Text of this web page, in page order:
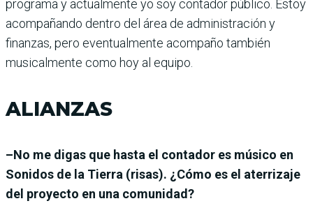
programa y actualmente yo soy contador público. Estoy
acompañando dentro del área de administración y
finanzas, pero eventualmente acompaño también
musicalmente como hoy al equipo.
ALIANZAS
–No me digas que hasta el contador es músico en
Sonidos de la Tierra (risas). ¿Cómo es el aterrizaje
del proyecto en una comunidad?